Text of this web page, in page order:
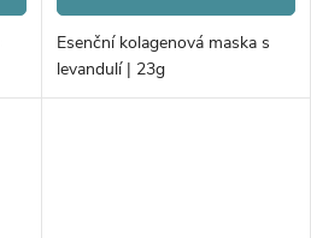
Esenční kolagenová maska s
levandulí | 23g